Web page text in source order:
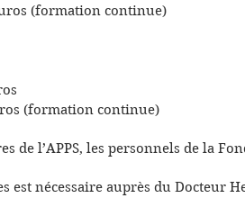
(formation continue)
(formation continue)
de l’APPS, les personnels de la
est nécessaire auprès du Docteur